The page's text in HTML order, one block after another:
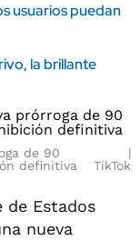
usuarios puedan
la brillante
de 90
definitiva
TikTok
de Estados
nueva